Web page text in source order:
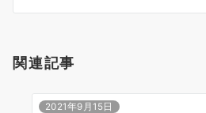
ン
関連記事
2021年9月15日